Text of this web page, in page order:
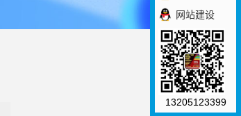
网站建设
13205123399